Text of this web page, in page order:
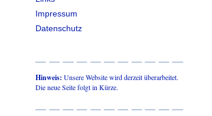
Impressum
Datenschutz
Hinweis: Unsere Website wird derzeit überarbeitet.
Die neue Seite folgt in Kürze.